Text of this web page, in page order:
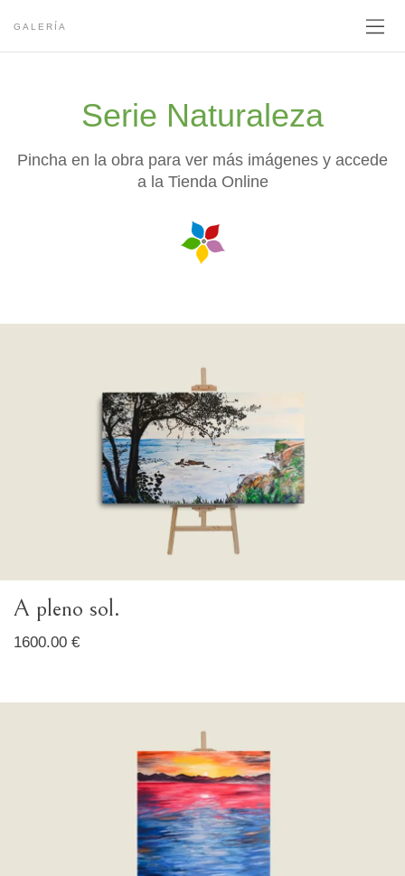
GALERÍA
Serie Naturaleza
Pincha en la obra para ver más imágenes y accede
a la Tienda Online
A pleno sol.
1600.00 €